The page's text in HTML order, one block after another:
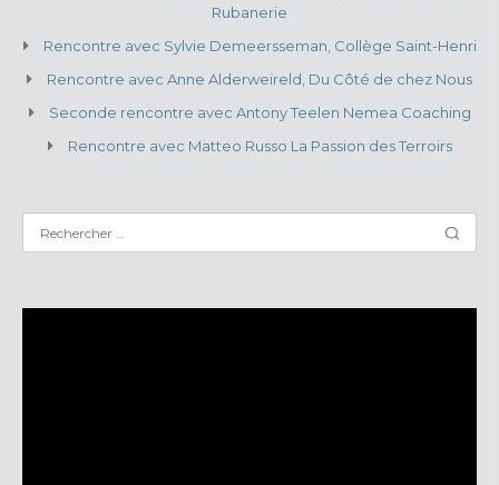
Rubanerie
Rencontre avec Sylvie Demeersseman, Collège Saint-Henri
Rencontre avec Anne Alderweireld, Du Côté de chez Nous
Seconde rencontre avec Antony Teelen Nemea Coaching
Rencontre avec Matteo Russo La Passion des Terroirs